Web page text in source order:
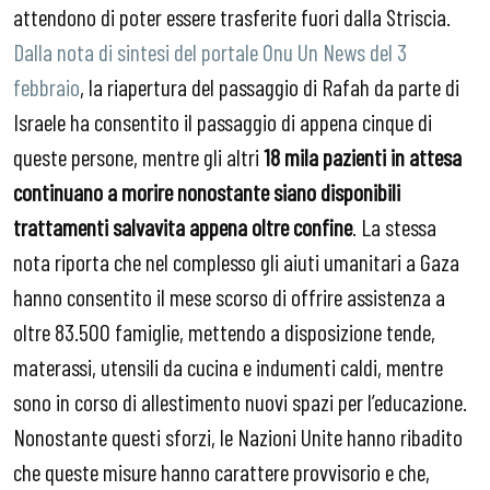
attendono di poter essere trasferite fuori dalla Striscia.
Dalla nota di sintesi del portale Onu Un News del 3
febbraio, la riapertura del passaggio di Rafah da parte di
Israele ha consentito il passaggio di appena cinque di
queste persone, mentre gli altri18 mila pazienti in attesa
continuano a morire nonostante siano disponibili
trattamenti salvavita appena oltre confine. La stessa
nota riporta che nel complesso gli aiuti umanitari a Gaza
hanno consentito il mese scorso di offrire assistenza a
oltre 83.500 famiglie, mettendo a disposizione tende,
materassi, utensili da cucina e indumenti caldi, mentre
sono in corso di allestimento nuovi spazi per l’educazione.
Nonostante questi sforzi, le Nazioni Unite hanno ribadito
che queste misure hanno carattere provvisorio e che,